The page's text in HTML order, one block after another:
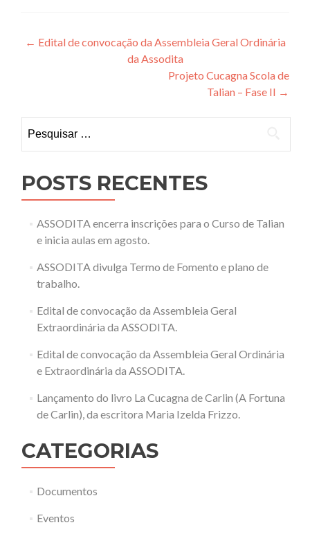
Navegação
← Edital de convocação da Assembleia Geral Ordinária
da Assodita
Projeto Cucagna Scola de
Talian – Fase II →
por:
POSTS RECENTES
ASSODITA encerra inscrições para o Curso de Talian
e inicia aulas em agosto.
ASSODITA divulga Termo de Fomento e plano de
trabalho.
Edital de convocação da Assembleia Geral
Extraordinária da ASSODITA.
Edital de convocação da Assembleia Geral Ordinária
e Extraordinária da ASSODITA.
Lançamento do livro La Cucagna de Carlin (A Fortuna
de Carlin), da escritora Maria Izelda Frizzo.
CATEGORIAS
Documentos
Eventos